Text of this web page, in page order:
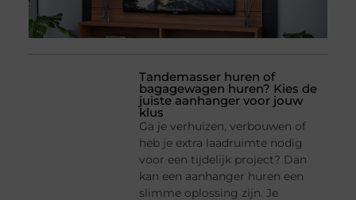
Tandemasser huren of
bagagewagen huren? Kies de
juiste aanhanger voor jouw
klus
Ga je verhuizen, verbouwen of
heb je extra laadruimte nodig
voor een tijdelijk project? Dan
kan een aanhanger huren een
slimme oplossing zijn. Je